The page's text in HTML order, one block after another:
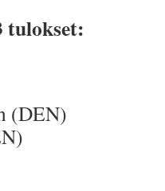
tulokset:
(DEN)